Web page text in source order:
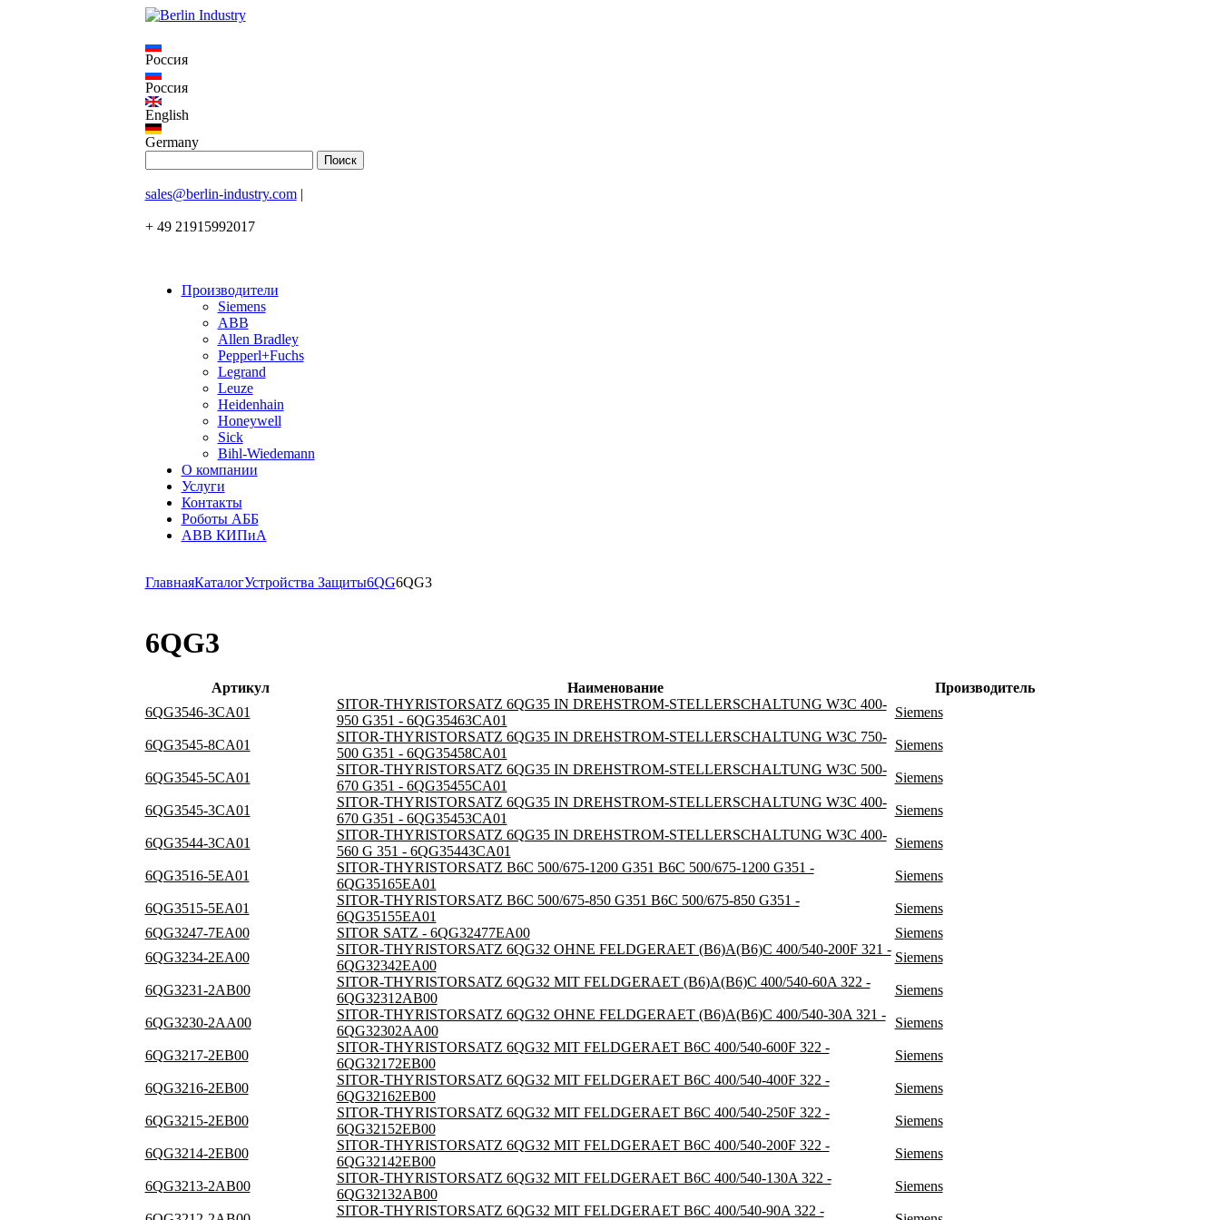
Россия
Россия
English
Germany
sales@berlin-industry.com|
+ 49 21915992017
Производители
Siemens
ABB
Allen Bradley
Pepperl+Fuchs
Legrand
Leuze
Heidenhain
Honeywell
Sick
Bihl-Wiedemann
О компании
Услуги
Контакты
Роботы АББ
ABB КИПиА
ГлавнаяКаталогУстройства Защиты6QG6QG3
6QG3
Артикул Наименование
Производитель
6QG3546-3CA01
SITOR-THYRISTORSATZ 6QG35 IN DREHSTROM-STELLERSCHALTUNG W3C 400-
950 G351 - 6QG35463CA01
Siemens
6QG3545-8CA01
SITOR-THYRISTORSATZ 6QG35 IN DREHSTROM-STELLERSCHALTUNG W3C 750-
500 G351 - 6QG35458CA01
Siemens
6QG3545-5CA01
SITOR-THYRISTORSATZ 6QG35 IN DREHSTROM-STELLERSCHALTUNG W3C 500-
670 G351 - 6QG35455CA01
Siemens
6QG3545-3CA01
SITOR-THYRISTORSATZ 6QG35 IN DREHSTROM-STELLERSCHALTUNG W3C 400-
670 G351 - 6QG35453CA01
Siemens
6QG3544-3CA01
SITOR-THYRISTORSATZ 6QG35 IN DREHSTROM-STELLERSCHALTUNG W3C 400-
560 G 351 - 6QG35443CA01
Siemens
6QG3516-5EA01
SITOR-THYRISTORSATZ B6C 500/675-1200 G351 B6C 500/675-1200 G351 -
6QG35165EA01
Siemens
6QG3515-5EA01
SITOR-THYRISTORSATZ B6C 500/675-850 G351 B6C 500/675-850 G351 -
6QG35155EA01
Siemens
6QG3247-7EA00
SITOR SATZ - 6QG32477EA00
Siemens
6QG3234-2EA00
SITOR-THYRISTORSATZ 6QG32 OHNE FELDGERAET (B6)A(B6)C 400/540-200F 321 -
6QG32342EA00
Siemens
6QG3231-2AB00
SITOR-THYRISTORSATZ 6QG32 MIT FELDGERAET (B6)A(B6)C 400/540-60A 322 -
6QG32312AB00
Siemens
6QG3230-2AA00
SITOR-THYRISTORSATZ 6QG32 OHNE FELDGERAET (B6)A(B6)C 400/540-30A 321 -
6QG32302AA00
Siemens
6QG3217-2EB00
SITOR-THYRISTORSATZ 6QG32 MIT FELDGERAET B6C 400/540-600F 322 -
6QG32172EB00
Siemens
6QG3216-2EB00
SITOR-THYRISTORSATZ 6QG32 MIT FELDGERAET B6C 400/540-400F 322 -
6QG32162EB00
Siemens
6QG3215-2EB00
SITOR-THYRISTORSATZ 6QG32 MIT FELDGERAET B6C 400/540-250F 322 -
6QG32152EB00
Siemens
6QG3214-2EB00
SITOR-THYRISTORSATZ 6QG32 MIT FELDGERAET B6C 400/540-200F 322 -
6QG32142EB00
Siemens
6QG3213-2AB00
SITOR-THYRISTORSATZ 6QG32 MIT FELDGERAET B6C 400/540-130A 322 -
6QG32132AB00
Siemens
SITOR-THYRISTORSATZ 6QG32 MIT FELDGERAET B6C 400/540-90A 322 -